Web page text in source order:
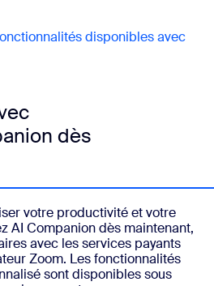
disponibles avec
dès
votre productivité et votre
AI Companion dès maintenant,
avec les services payants
Zoom. Les fonctionnalités
sont disponibles sous